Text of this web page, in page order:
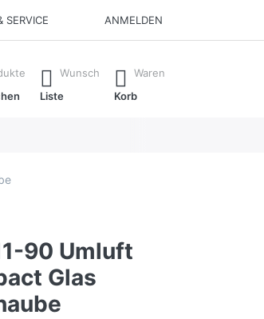
SERVICE ANMELDEN
Drücken Sie die Eingabetaste, um alle
Wunsch
Liste
Waren
Korb
90 Umluft
Glas